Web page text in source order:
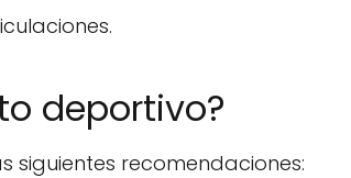
deportivo?
siguientes recomendaciones: